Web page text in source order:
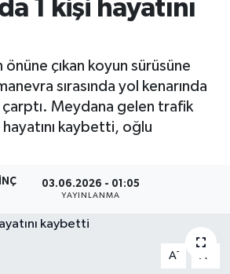
1 kişi hayatını
çıkan koyun sürüsüne
sırasında yol kenarında
Meydana gelen trafik
hayatını kaybetti, oğlu
03.06.2026 - 01:05
YAYINLANMA
A- A
Haritası
Durumu ve Fikstür